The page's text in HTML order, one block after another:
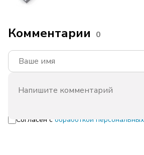
Комментарии 0
Согласен с обработкой